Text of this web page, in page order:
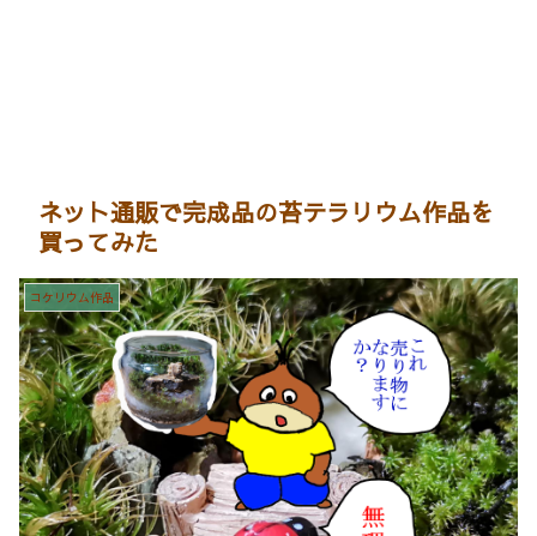
ネット通販で完成品の苔テラリウム作品を
買ってみた
コケリウム作品